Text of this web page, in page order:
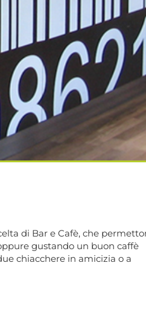
di Bar e Cafè, che
gustando un buon caffè
chiacchere in amicizia o a